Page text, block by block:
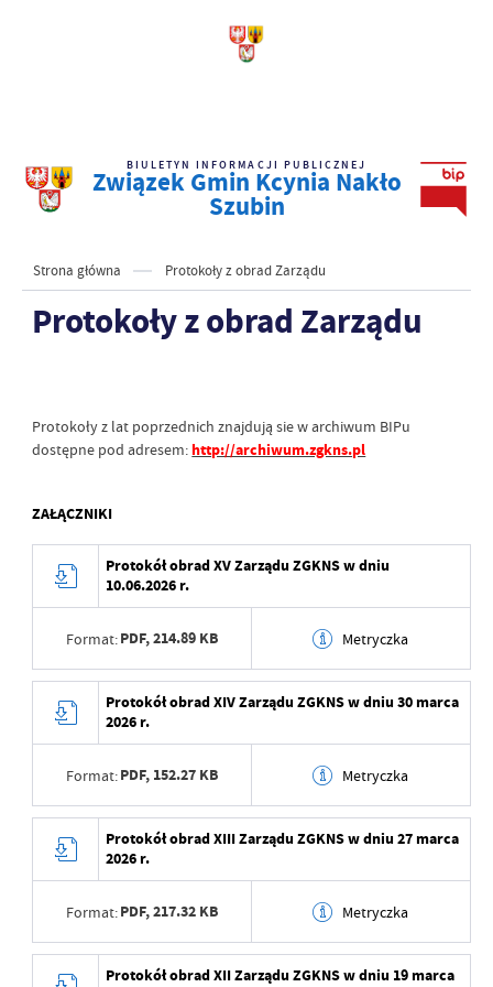
BIULETYN INFORMACJI PUBLICZNEJ
Związek Gmin Kcynia Nakło
Szubin
Strona główna Protokoły z obrad Zarządu
Protokoły z obrad Zarządu
Protokoły z lat poprzednich znajdują sie w archiwum BIPu
dostępne pod adresem:http://archiwum.zgkns.pl
ZAŁĄCZNIKI
Protokół obrad XV Zarządu ZGKNS w dniu
10.06.2026 r.
Format:PDF,214.89 KB Metryczka
Data wytworzenia
Wytworzył
Opublikował Jacek Zawodniak
Data ostatniej
aktualizacji
2026-06-25 15:00:08
Ostatnio zaktualizował Jacek Zawodniak
Protokół obrad XIV Zarządu ZGKNS w dniu 30 marca
2026 r.
Format:PDF, 152.27 KB Metryczka
Data wytworzenia
Wytworzył
Opublikował Jacek Zawodniak
Protokół obrad XIII Zarządu ZGKNS w dniu 27 marca
2026 r.
Format:PDF,217.32 KB Metryczka
Data wytworzenia
Protokół obrad XII Zarządu ZGKNS w dniu 19 marca